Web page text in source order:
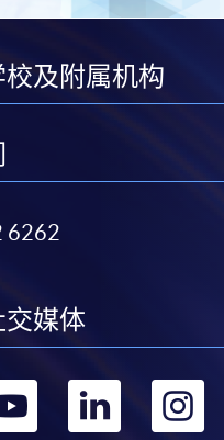
設的其中一些課程提供在線服
：資訊並無侵犯版權，資訊可
合任何目的、資訊不含電腦病
僱員及附屬機構）對你在網上
其他付款的設施時出現任何信
中斷、中止、或限制（2）從付
關在完成網上付款時出現的故
何由付款的網關引起或與付款的
及附属机构
6262
交媒体
转
转